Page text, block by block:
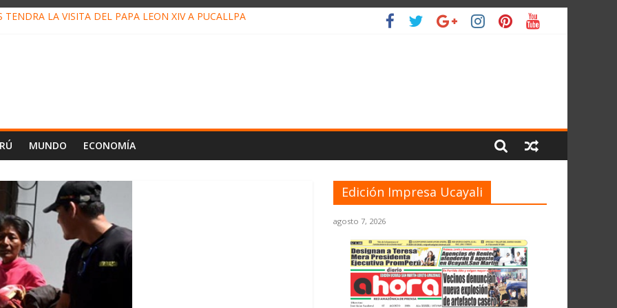
LA VISITA DEL PAPA LEÓN XIV A PUCALLPA
MUNDO ECONOMÍA
Edición Impresa Ucayali
agosto 7, 2026